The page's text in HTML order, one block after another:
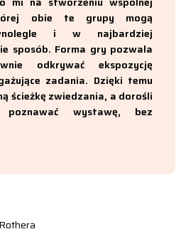
obie te grupy mogą
i w najbardziej
sposób. Forma gry pozwala
odkrywać ekspozycję
zadania. Dzięki temu
ścieżkę zwiedzania, a dorośli
poznawać wystawę, bez